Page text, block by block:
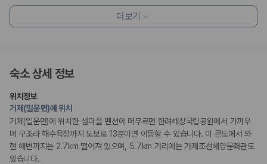
2000만 고객이 선택한 렌트카 가격비교 플랫폼
누적 이용 고객수
사용자 리뷰
175,206건
예약 가능 차량
67,123대
전국 렌트카 지점
1,829
지정 흡연 구역
더보기
숙소 상세 정보
위치정보
거제(일운면)에 위치
거제(일운면)에 위치한 섬마을 펜션에 머무르면 한려해상국립공원에서 가까우
며 구조라 해수욕장까지 도보로 13분이면 이동할 수 있습니다. 이 콘도에서 와
현 해변까지는 2.7km 떨어져 있으며, 5.7km 거리에는 거제조선해양문화관도
있습니다.